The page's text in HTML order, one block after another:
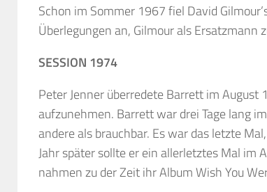
Schon im Sommer 1967 fiel David
Überlegungen an, Gilmour als Ersatzmann
SESSION 1974
Peter Jenner überredete Barrett im August
aufzunehmen. Barrett war drei Tage lang
andere als brauchbar. Es war das letzte
Jahr später sollte er ein allerletztes Mal im
nahmen zu der Zeit ihr Album Wish You